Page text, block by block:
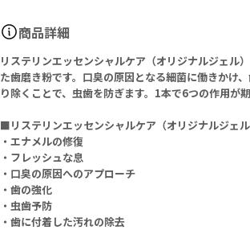
商品詳細
リステリンエッセンシャルケア（オリジナルジェル
た歯磨き粉です。口臭の原因となる細菌に働きかけ
り除くことで、虫歯を防ぎます。1本で6つの作用が
■リステリンエッセンシャルケア（オリジナルジェ
・エナメルの修復
・フレッシュな息
・口臭の原因へのアプローチ
・歯の強化
・虫歯予防
・歯に付着した汚れの除去